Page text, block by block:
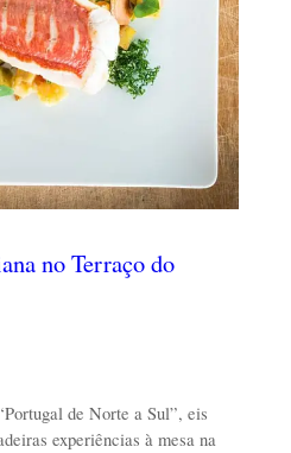
no Terraço do
de Norte a Sul”, eis
experiências à mesa na